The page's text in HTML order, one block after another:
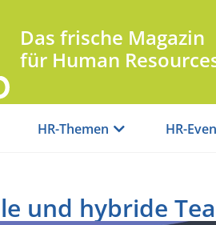
Das frische Magazin
für Human
HR-Themen HR-
und hybride